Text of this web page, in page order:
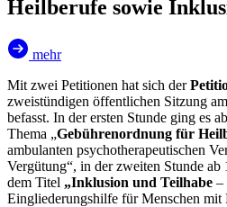
Heilberufe sowie
mehr
Mit zwei Petitionen hat sich der
zweistündigen öffentlichen Sitzung am
befasst. In der ersten Stunde ging es
Thema „Gebührenordnung für
ambulanten psychotherapeutischen
Vergütung“, in der zweiten Stunde
dem Titel „Inklusion und Teilhabe –
Eingliederungshilfe für Menschen mit